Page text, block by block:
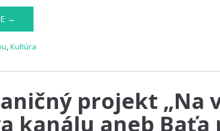
→
,Kultúra
projekt „Na
kanálu aneb Baťa